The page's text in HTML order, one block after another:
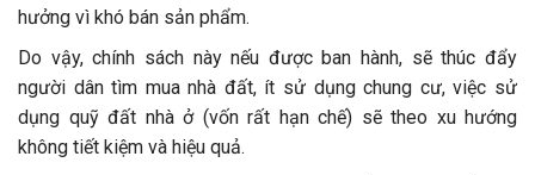
hưởng vì khó bán sản phẩm.
Do vậy, chính sách này nếu được ban hành, sẽ thúc đẩy
người dân tìm mua nhà đất, ít sử dụng chung cư, việc sử
dụng quỹ đất nhà ở (vốn rất hạn chế) sẽ theo xu hướng
không tiết kiệm và hiệu quả.